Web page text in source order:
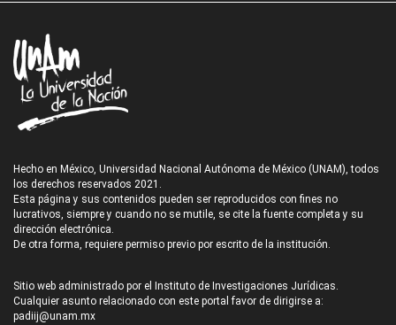
Hecho en México, Universidad Nacional Autónoma de México (UNAM), todos
los derechos reservados 2021.
Esta página y sus contenidos pueden ser reproducidos con fines no
lucrativos, siempre y cuando no se mutile, se cite la fuente completa y su
dirección electrónica.
De otra forma, requiere permiso previo por escrito de la institución.
Sitio web administrado por el Instituto de Investigaciones Jurídicas.
Cualquier asunto relacionado con este portal favor de dirigirse a:
padiij@unam.mx